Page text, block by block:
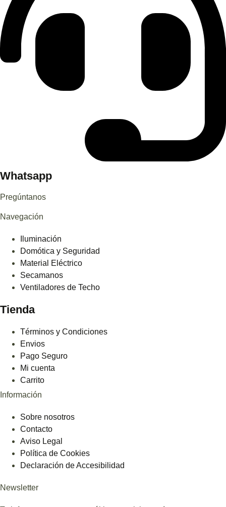
Whatsapp
Pregúntanos
Navegación
Iluminación
Domótica y Seguridad
Material Eléctrico
Secamanos
Ventiladores de Techo
Tienda
Términos y Condiciones
Envios
Pago Seguro
Mi cuenta
Carrito
Información
Sobre nosotros
Contacto
Aviso Legal
Política de Cookies
Declaración de Accesibilidad
Newsletter